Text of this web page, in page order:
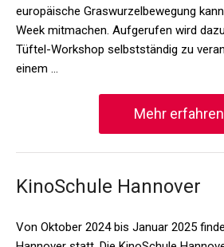
europäische Graswurzelbewegung
Week mitmachen. Aufgerufen wird
Tüftel-Workshop selbstständig zu
einem …
Mehr erfahren
KinoSchule Hannover
Von Oktober 2024 bis Januar 2025